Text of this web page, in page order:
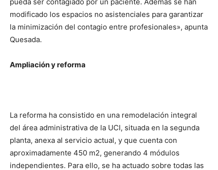
modificado los espacios no asistenciales para garantizar
la minimización del contagio entre profesionales», apunta
Quesada.
Ampliación y reforma
La reforma ha consistido en una remodelación integral
del área administrativa de la UCI, situada en la segunda
planta, anexa al servicio actual, y que cuenta con
aproximadamente 450 m2, generando 4 módulos
independientes. Para ello, se ha actuado sobre todas las